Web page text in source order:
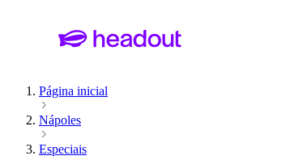
Página inicial
Nápoles
Especiais